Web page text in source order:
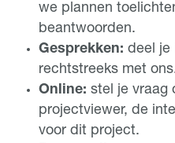
we plannen
beantwoorden.
Gesprekken: deel je
rechtstreeks met
Online: stel je vraag
projectviewer, de
voor dit project.